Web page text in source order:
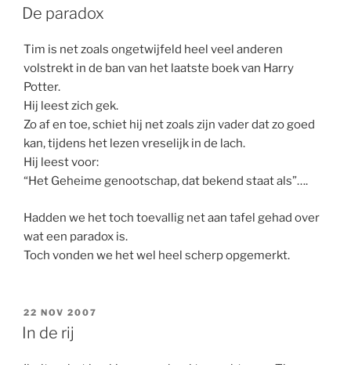
OP
De paradox
Tim is net zoals ongetwijfeld heel veel anderen
volstrekt in de ban van het laatste boek van Harry
Potter.
Hij leest zich gek.
Zo af en toe, schiet hij net zoals zijn vader dat zo goed
kan, tijdens het lezen vreselijk in de lach.
Hij leest voor:
“Het Geheime genootschap, dat bekend staat als”….
Hadden we het toch toevallig net aan tafel gehad over
wat een paradox is.
Toch vonden we het wel heel scherp opgemerkt.
GEPLAATST
OP
22 NOV 2007
In de rij